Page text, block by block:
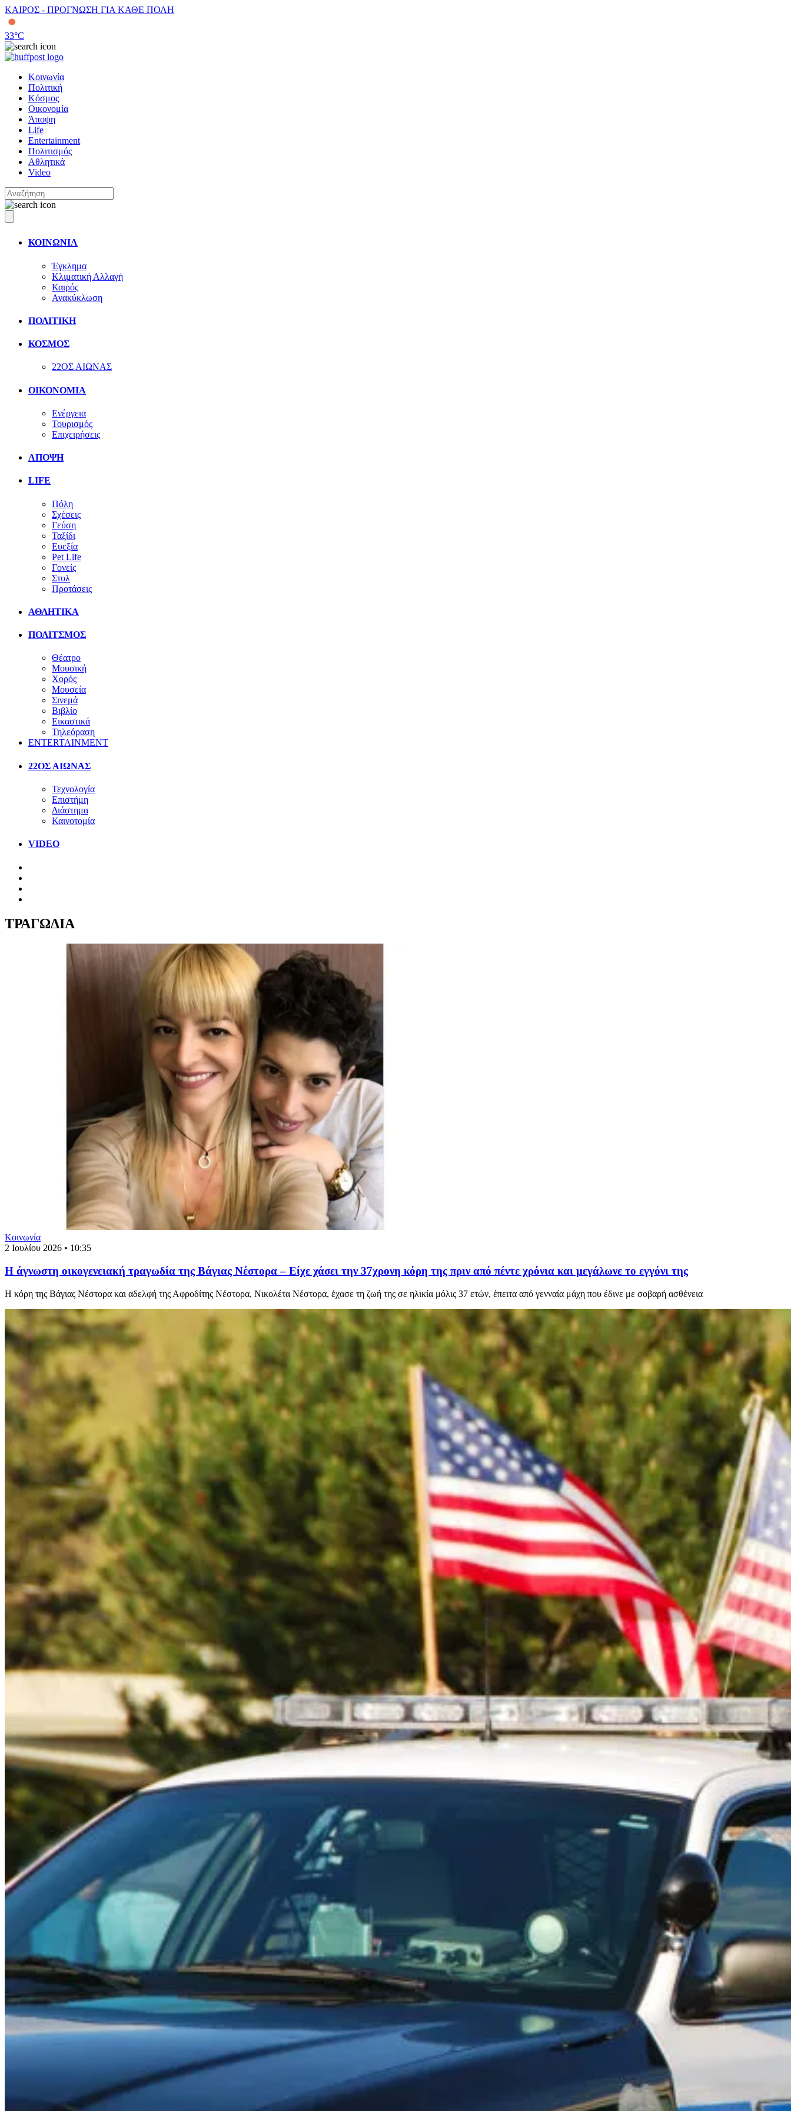
ΚΑΙΡΟΣ - ΠΡΟΓΝΩΣΗ ΓΙΑ ΚΑΘΕ ΠΟΛΗ
33°C
Κοινωνία
Πολιτική
Κόσμος
Οικονομία
Άποψη
Life
Entertainment
Πολιτισμός
Αθλητικά
Video
ΚΟΙΝΩΝΙΑ
Έγκλημα
Κλιματική Αλλαγή
Καιρός
Ανακύκλωση
ΠΟΛΙΤΙΚΗ
ΚΟΣΜΟΣ
22ΟΣ ΑΙΩΝΑΣ
ΟΙΚΟΝΟΜΙΑ
Ενέργεια
Τουρισμός
Επιχειρήσεις
ΑΠΟΨΗ
LIFE
Πόλη
Σχέσεις
Γεύση
Ταξίδι
Ευεξία
Pet Life
Γονείς
Στυλ
Προτάσεις
ΑΘΛΗΤΙΚΑ
ΠΟΛΙΤΣΜΟΣ
Θέατρο
Μουσική
Χορός
Μουσεία
Σινεμά
Βιβλίο
Εικαστικά
Τηλεόραση
ENTERTAINMENT
22ΟΣ ΑΙΩΝΑΣ
Τεχνολογία
Επιστήμη
Διάστημα
Καινοτομία
VIDEO
ΤΡΑΓΩΔΙΑ
Κοινωνία
2 Ιουλίου 2026 • 10:35
Η άγνωστη οικογενειακή τραγωδία της Βάγιας Νέστορα – Είχε χάσει την 37χρονη κόρη της πριν από πέντε χρόνια και μεγάλωνε το εγγόνι της
Η κόρη της Βάγιας Νέστορα και αδελφή της Αφροδίτης Νέστορα, Νικολέτα Νέστορα, έχασε τη ζωή της σε ηλικία μόλις 37 ετών, έπειτα από γενναία μάχη που έδινε με σοβαρή ασθένεια